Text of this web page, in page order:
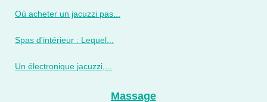
Où acheter un jacuzzi pas...
Spas d'intérieur : Lequel...
Un électronique jacuzzi,...
Massage